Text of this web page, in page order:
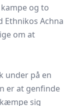
og to
Ethnikos Achna
om at
under på en
er at genfinde
sig